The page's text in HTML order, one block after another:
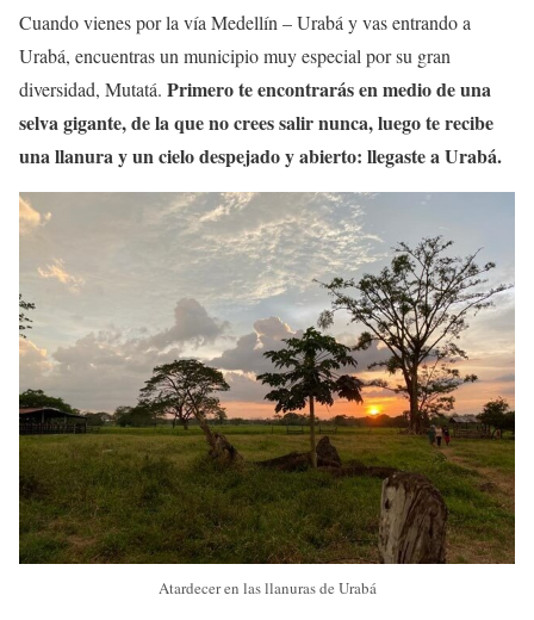
Cuando vienes por la vía Medellín – Urabá y vas entrando a
Urabá, encuentras un municipio muy especial por su gran
diversidad, Mutatá. Primero te encontrarás en medio de una
selva gigante, de la que no crees salir nunca, luego te recibe
una llanura y un cielo despejado y abierto: llegaste a Urabá.
Atardecer en las llanuras de Urabá